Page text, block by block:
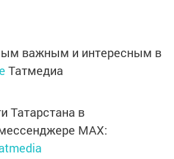
важным и интересным в
Татмедиа
Татарстана в
MАХ: